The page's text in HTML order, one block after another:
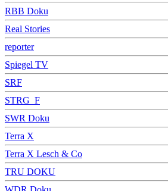
RBB Doku
Real Stories
reporter
Spiegel TV
SRF
STRG_F
SWR Doku
Terra X
Terra X Lesch & Co
TRU DOKU